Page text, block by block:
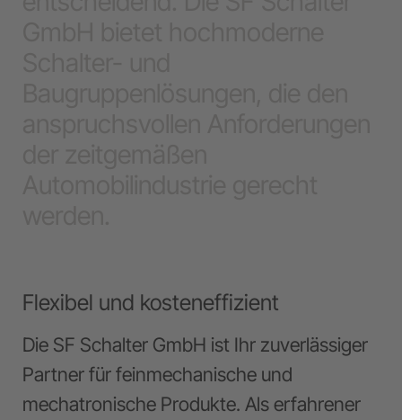
Flexibel und kosteneffizient
Die SF Schalter GmbH ist Ihr zuverlässiger
Partner für feinmechanische und
mechatronische Produkte. Als erfahrener